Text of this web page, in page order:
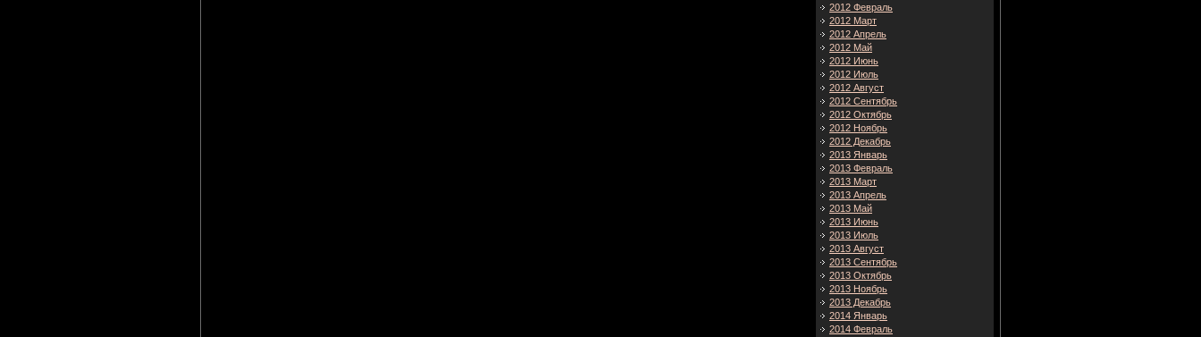
2012 Февраль
2012 Март
2012 Апрель
2012 Май
2012 Июнь
2012 Июль
2012 Август
2012 Сентябрь
2012 Октябрь
2012 Ноябрь
2012 Декабрь
2013 Январь
2013 Февраль
2013 Март
2013 Апрель
2013 Май
2013 Июнь
2013 Июль
2013 Август
2013 Сентябрь
2013 Октябрь
2013 Ноябрь
2013 Декабрь
2014 Январь
2014 Февраль